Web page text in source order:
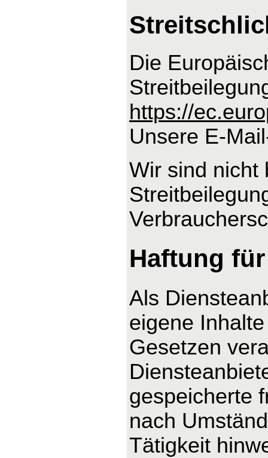
Die
https://
Unsere E-
Wir sind nicht
Haftung
Als
eigene
Gesetzen
gespeicherte
nach
Tätigkeit